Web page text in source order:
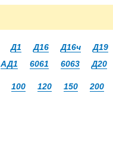
Д1 Д16 Д16ч Д19
АД1 6061 6063 Д20
100 120 150 200